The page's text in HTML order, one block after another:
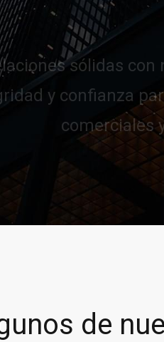
y confianza
comerciales
al 322 779
de